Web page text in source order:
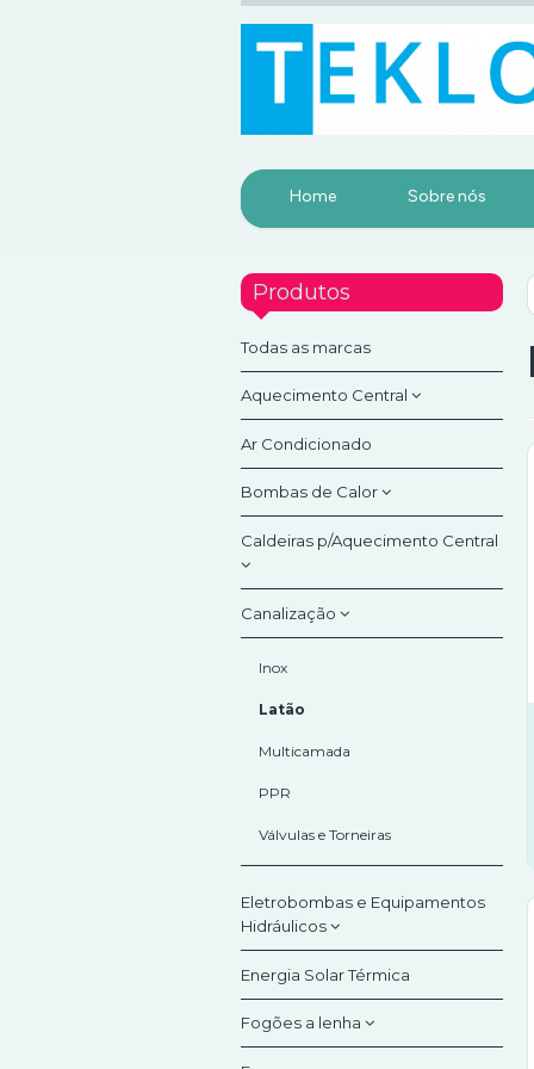
Home Sobre nós
Produtos
Todas as marcas
Aquecimento Central
Acessórios
Chaminé em inox
Componentes
Válvulas e torneiras radiadores
Ar Condicionado
Bombas de Calor
A.Q.S. (água quente sanitária)
Mural
Aquecimento e Arrefecimento
Caldeiras p/Aquecimento Central
Gasóleo
Hidroestufas a pellets
Lenha
Pellets
Policombustíveis
Canalização
Inox
Latão
Multicamada
PPR
Válvulas e Torneiras
Eletrobombas e Equipamentos
Hidráulicos
Acessórios diversos
Autoclaves
Energia Solar Térmica
Fogões a lenha